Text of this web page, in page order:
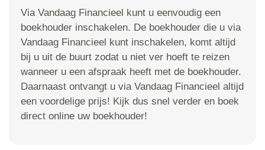
Via Vandaag Financieel kunt u eenvoudig een
boekhouder inschakelen. De boekhouder die u via
Vandaag Financieel kunt inschakelen, komt altijd
bij u uit de buurt zodat u niet ver hoeft te reizen
wanneer u een afspraak heeft met de boekhouder.
Daarnaast ontvangt u via Vandaag Financieel altijd
een voordelige prijs! Kijk dus snel verder en boek
direct online uw boekhouder!